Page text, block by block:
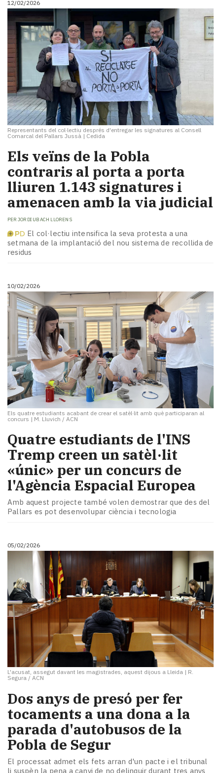
12/02/2026
Representants del col·lectiu després d'entregar les signatures al Consell
Comarcal del Pallars Jussà | Cedida
Els veïns de la Pobla
contraris al porta a porta
lliuren 1.143 signatures i
amenacen amb la via judicial
PER JORDI UBACH LLORENS
El col·lectiu intensifica la seva protesta a una
setmana de la implantació del nou sistema de recollida de
residus
10/02/2026
Els quatre estudiants acabant de crear el satèl·lit amb què participaran al
concurs | M. Lluvich / ACN
Quatre estudiants de l'INS
Tremp creen un satèl·lit
«únic» per un concurs de
l'Agència Espacial Europea
Amb aquest projecte també volen demostrar que des del
Pallars es pot desenvolupar ciència i tecnologia
05/02/2026
L'acusat, assegut davant les magistrades, aquest dijous a Lleida | R.
Segura / ACN
Dos anys de presó per fer
tocaments a una dona a la
parada d'autobusos de la
Pobla de Segur
El processat admet els fets arran d'un pacte i el tribunal
li suspèn la pena a canvi de no delinquir durant tres anys